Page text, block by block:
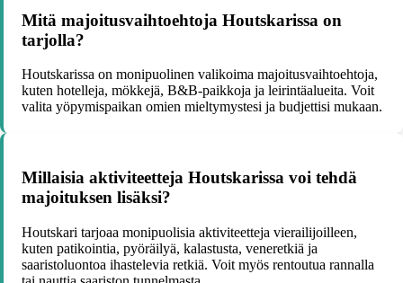
Mitä majoitusvaihtoehtoja Houtskarissa on
tarjolla?
Houtskarissa on monipuolinen valikoima majoitusvaihtoehtoja,
kuten hotelleja, mökkejä, B&B-paikkoja ja leirintäalueita. Voit
valita yöpymispaikan omien mieltymystesi ja budjettisi mukaan.
Millaisia aktiviteetteja Houtskarissa voi tehdä
majoituksen lisäksi?
Houtskari tarjoaa monipuolisia aktiviteetteja vierailijoilleen,
kuten patikointia, pyöräilyä, kalastusta, veneretkiä ja
saaristoluontoa ihastelevia retkiä. Voit myös rentoutua rannalla